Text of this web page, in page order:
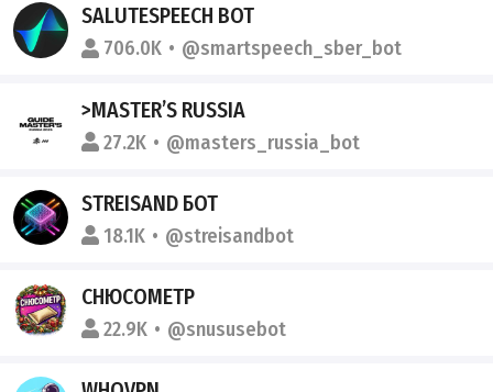
SALUTESPEECH BOT
706.0K @smartspeech_sber_bot
>MASTER’S RUSSIA
27.2K @masters_russia_bot
STREISAND БОТ
18.1K @streisandbot
СНЮСОМЕТР
22.9K @snususebot